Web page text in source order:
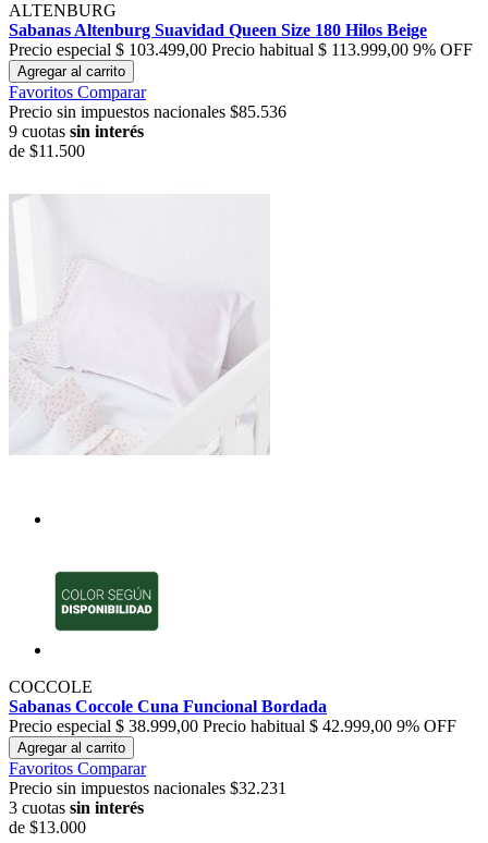
ALTENBURG
Sabanas Altenburg Suavidad Queen Size 180 Hilos Beige
Precio especial $ 103.499,00 Precio habitual $ 113.999,00 9% OFF
Agregar al carrito
Favoritos Comparar
Precio sin impuestos nacionales $85.536
9 cuotas sin interés
de $11.500
COCCOLE
Sabanas Coccole Cuna Funcional Bordada
Precio especial $ 38.999,00 Precio habitual $ 42.999,00 9% OFF
Agregar al carrito
Favoritos Comparar
Precio sin impuestos nacionales $32.231
3 cuotas sin interés
de $13.000